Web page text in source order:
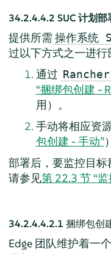
34.2.4.4.2 SUC 计划
提供所需 操作系统
过以下方式之一进行
通过
“捆绑包创建 -
用）。
手动将相应资
包创建 - 手动”
部署后，要监控目标
请参见第 22.3 节 “
34.2.4.4.2.1 捆绑包创
Edge 团队维护着一